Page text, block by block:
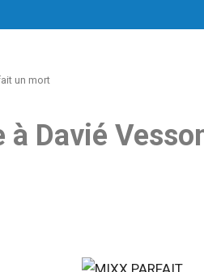
un mort
à Davié